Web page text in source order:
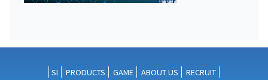
SI PRODUCTS GAME ABOUT US RECRUIT